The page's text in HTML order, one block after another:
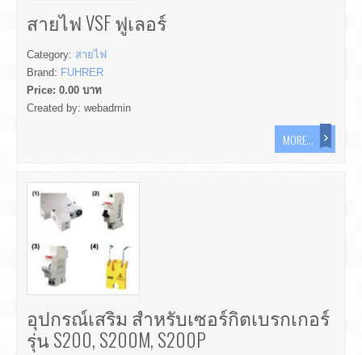
สายไฟ VSF ฟูเลอร์
Category: สายไฟ
Brand: FUHRER
Price: 0.00 บาท
Created by: webadmin
MORE...
อุปกรณ์เสริม สำหรับเซอร์กิตเบรกเกอร์
รุ่น S200, S200M, S200P